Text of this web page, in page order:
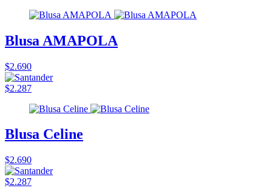
Blusa AMAPOLA
$2.690
$2.287
Blusa Celine
$2.690
$2.287